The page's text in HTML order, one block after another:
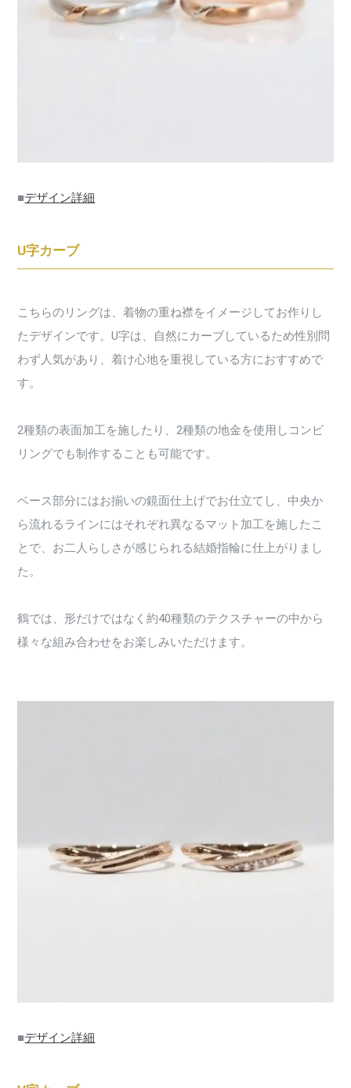
■デザイン詳細
U字カーブ
こちらのリングは、着物の重ね襟をイメージしてお作りし
たデザインです。U字は、自然にカーブしているため性別問
わず人気があり、着け心地を重視している方におすすめで
す。
2種類の表面加工を施したり、2種類の地金を使用しコンビ
リングでも制作することも可能です。
ベース部分にはお揃いの鏡面仕上げでお仕立てし、中央か
ら流れるラインにはそれぞれ異なるマット加工を施したこ
とで、お二人らしさが感じられる結婚指輪に仕上がりまし
た。
鶴では、形だけではなく約40種類のテクスチャーの中から
様々な組み合わせをお楽しみいただけます。
■デザイン詳細